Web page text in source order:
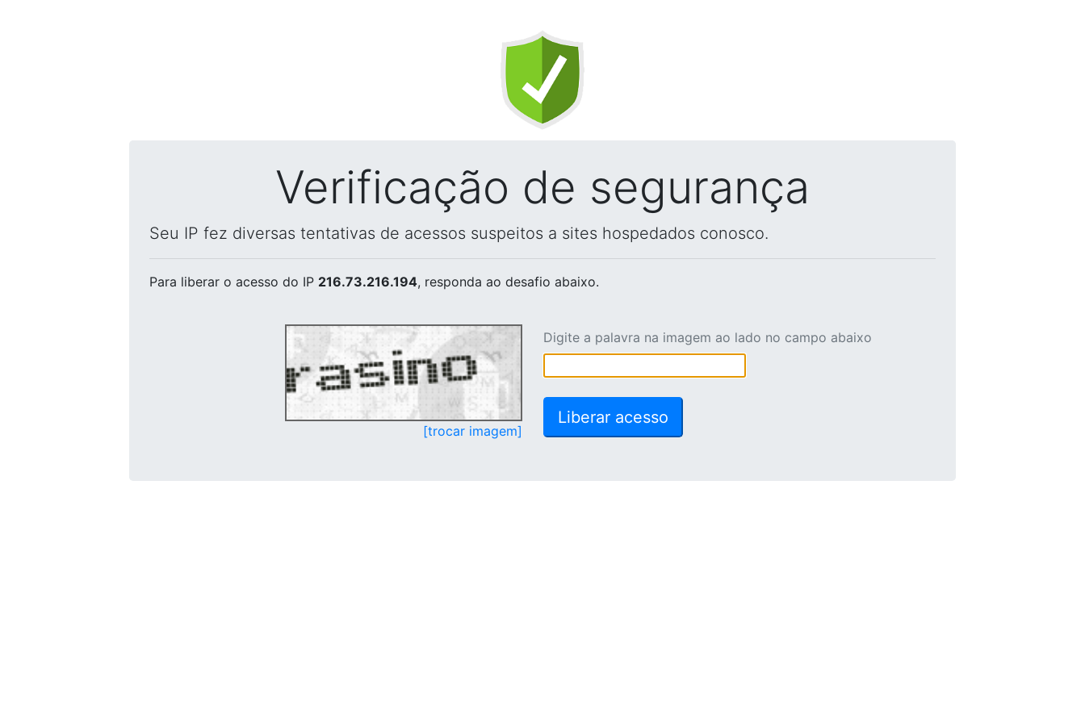
Verificação de segurança
Seu IP fez diversas tentativas de acessos suspeitos a sites hospedados conosco.
Para liberar o acesso do IP 216.73.216.194, responda ao desafio abaixo.
[trocar imagem]
Digite a palavra na imagem ao lado no campo abaixo